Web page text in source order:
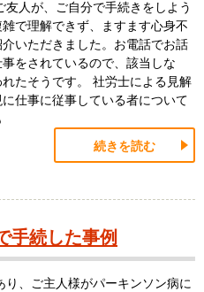
人が、ご自分で手続きをしよう
で理解できず、ますます心身不
いただきました。お電話でお話
をされているので、該当しな
たそうです。 社労士による見解
仕事に従事している者について
続きを読む
手続した事例
、ご主人様がパーキンソン病に